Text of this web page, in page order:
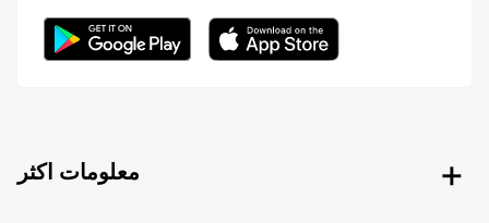
معلومات اكثر